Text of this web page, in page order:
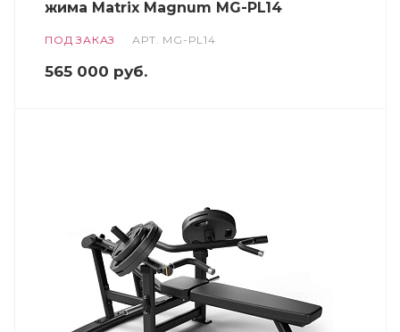
жима Matrix Magnum MG-PL14
ПОД ЗАКАЗ АРТ. MG-PL14
565 000 руб.